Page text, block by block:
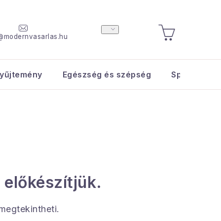
KOSÁR
Egészség és szépség Sport és